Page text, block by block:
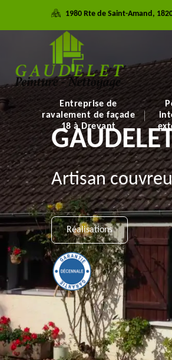
1980 Rte de Saint-Amand,
Entreprise de
ravalement de façade
18 à Drevant
Artisan
Réalisations